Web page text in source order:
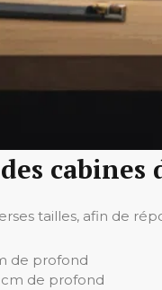
cabines
tailles, afin de
de profond
cm de profond